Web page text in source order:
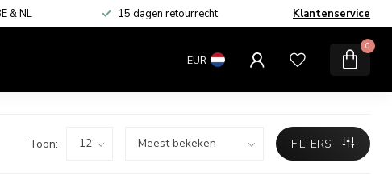
& NL 15 dagen retourrecht Klantenservice
EUR
0
MERKEN SALE
Toon: FILTERS